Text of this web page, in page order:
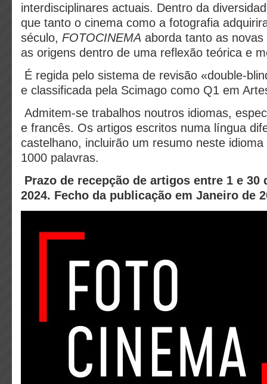
interdisciplinares actuais. Dentro da
que tanto o cinema como a fotografia
século, FOTOCINEMA aborda tanto as
as origens dentro de uma reflexão teórica e
É regida pelo sistema de revisão «double-
e classificada pela Scimago como Q1 em
Admitem-se trabalhos noutros idiomas,
e francês. Os artigos escritos numa língua
castelhano, incluirão um resumo neste idioma
1000 palavras.
Prazo de recepção de artigos entre 1 e 30
2024. Fecho da publicação em Janeiro de